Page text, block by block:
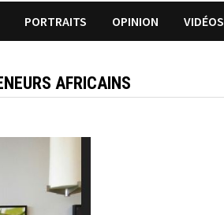
PORTRAITS OPINION VIDÉOS
AFRICAINS